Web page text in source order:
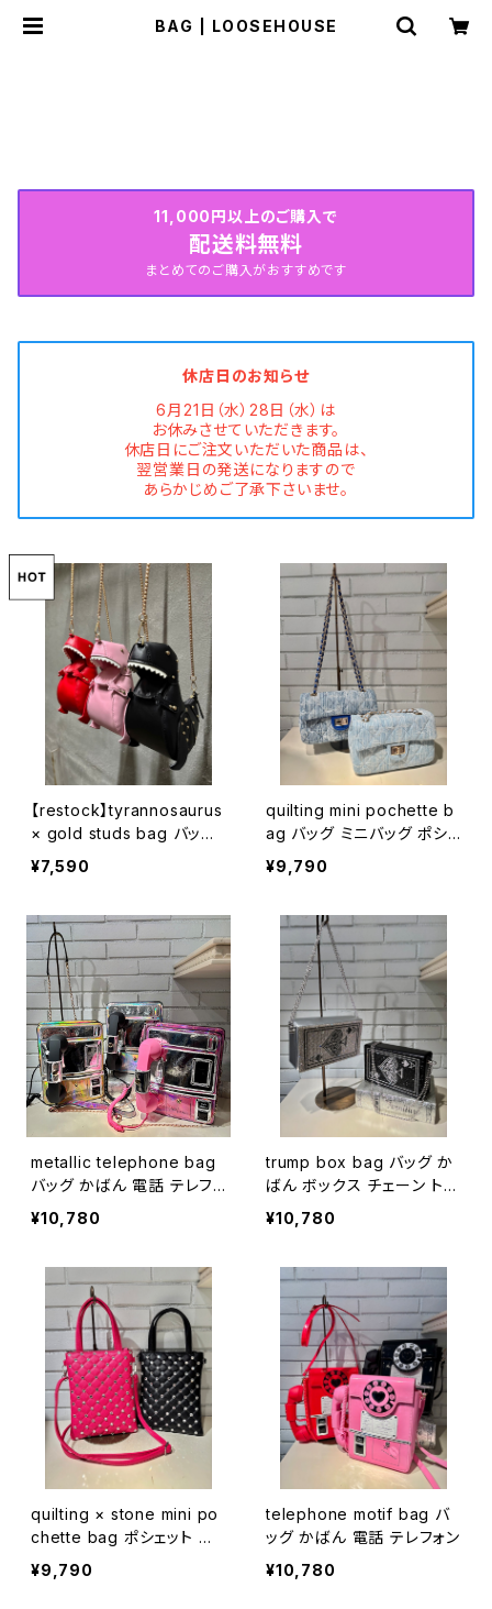
BAG | LOOSEHOUSE
11,000円以上のご購入で
配送料無料
まとめてのご購入がおすすめです
休店日のお知らせ
6月21日（水）28日（水）は
お休みさせていただきます。
休店日にご注文いただいた商品は、
翌営業日の発送になりますので
あらかじめご了承下さいませ。
【restock】tyrannosaurus
× gold studs bag バッグ
かばん 恐竜 ゴールド スタ
ッズ チェーン
¥7,590
quilting mini pochette b
ag バッグ ミニバッグ ポシェ
ット キルティング ゴールド
チェーン
¥9,790
metallic telephone bag
バッグ かばん 電話 テレフォ
ン メタリック
¥10,780
trump box bag バッグ か
ばん ボックス チェーン トラ
ンプ ストーン キラキラ
¥10,780
quilting × stone mini po
chette bag ポシェット バ
ッグ キルティング ストーン
ストラップ
¥9,790
telephone motif bag バ
ッグ かばん 電話 テレフォン
¥10,780